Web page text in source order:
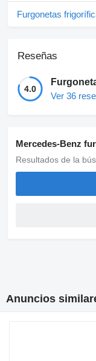
Furgonetas
Reseñas
4.0
Ver 36
Mercedes-Benz
Resultados de la
Anuncios